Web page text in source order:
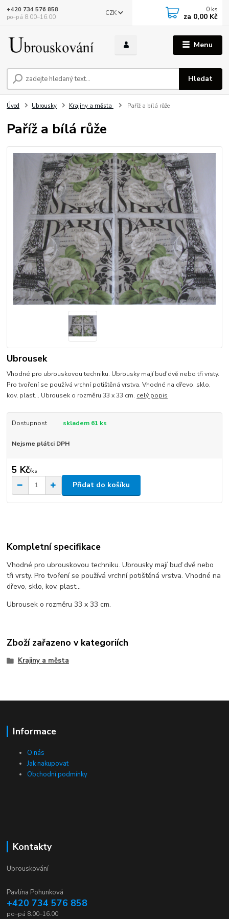
Menu
CZK
Hledat
+420 734 576 858
po–pá 8.00–16.00
0 ks
za 0,00 Kč
Úvod Ubrousky Krajiny a města Paříž a bílá růže
Paříž a bílá růže
Ubrousek
Vhodné pro ubrouskovou techniku. Ubrousky mají buď dvě nebo tři vrsty.
Pro tvoření se používá vrchní potištěná vrstva. Vhodné na dřevo, sklo,
kov, plast... Ubrousek o rozměru 33 x 33 cm. celý popis
Dostupnost skladem 61 ks
Nejsme plátci DPH
5 Kč/ks
Přidat do košíku
Kompletní specifikace
Vhodné pro ubrouskovou techniku. Ubrousky mají buď dvě nebo
tři vrsty. Pro tvoření se používá vrchní potištěná vrstva. Vhodné na
dřevo, sklo, kov, plast...
Ubrousek o rozměru 33 x 33 cm.
Zboží zařazeno v kategoriích
Krajiny a města
Informace
O nás
Jak nakupovat
Obchodní podmínky
Kontakty
Ubrouskování
Pavlína Pohunková
+420 734 576 858
po–pá 8.00–16.00